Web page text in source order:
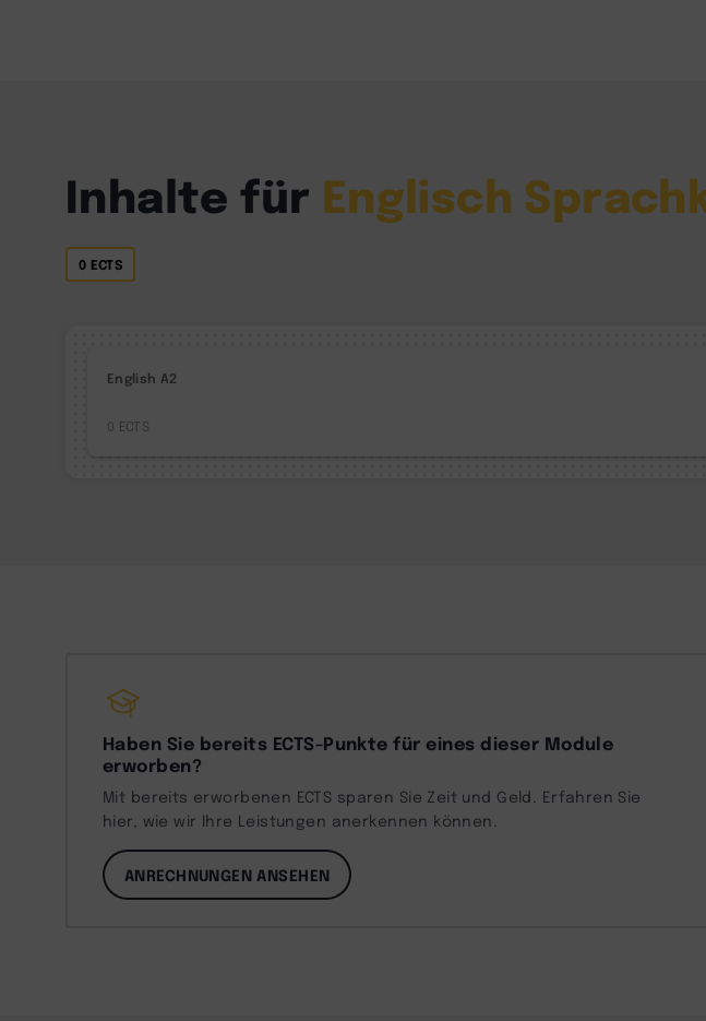
Inhalte für Englisch
0 ECTS
English A2
0
Haben Sie bereits ECTS-Punkte für eines dieser Module
erworben?
Mit bereits erworbenen ECTS sparen Sie Zeit und Geld. Erfahren Sie
hier, wie wir Ihre Leistungen anerkennen können.
ANRECHNUNGEN ANSEHEN